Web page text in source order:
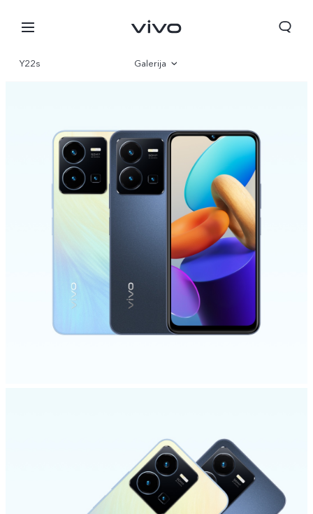
Croatia | Odaberite državu/regiju
Y22s Galerija
Specifikacije